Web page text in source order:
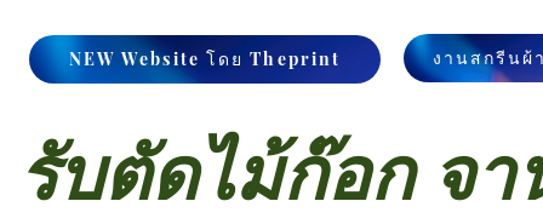
NEW Website โดย Theprint งานสกรีนผ้
รับตัดไม้ก๊อก จ